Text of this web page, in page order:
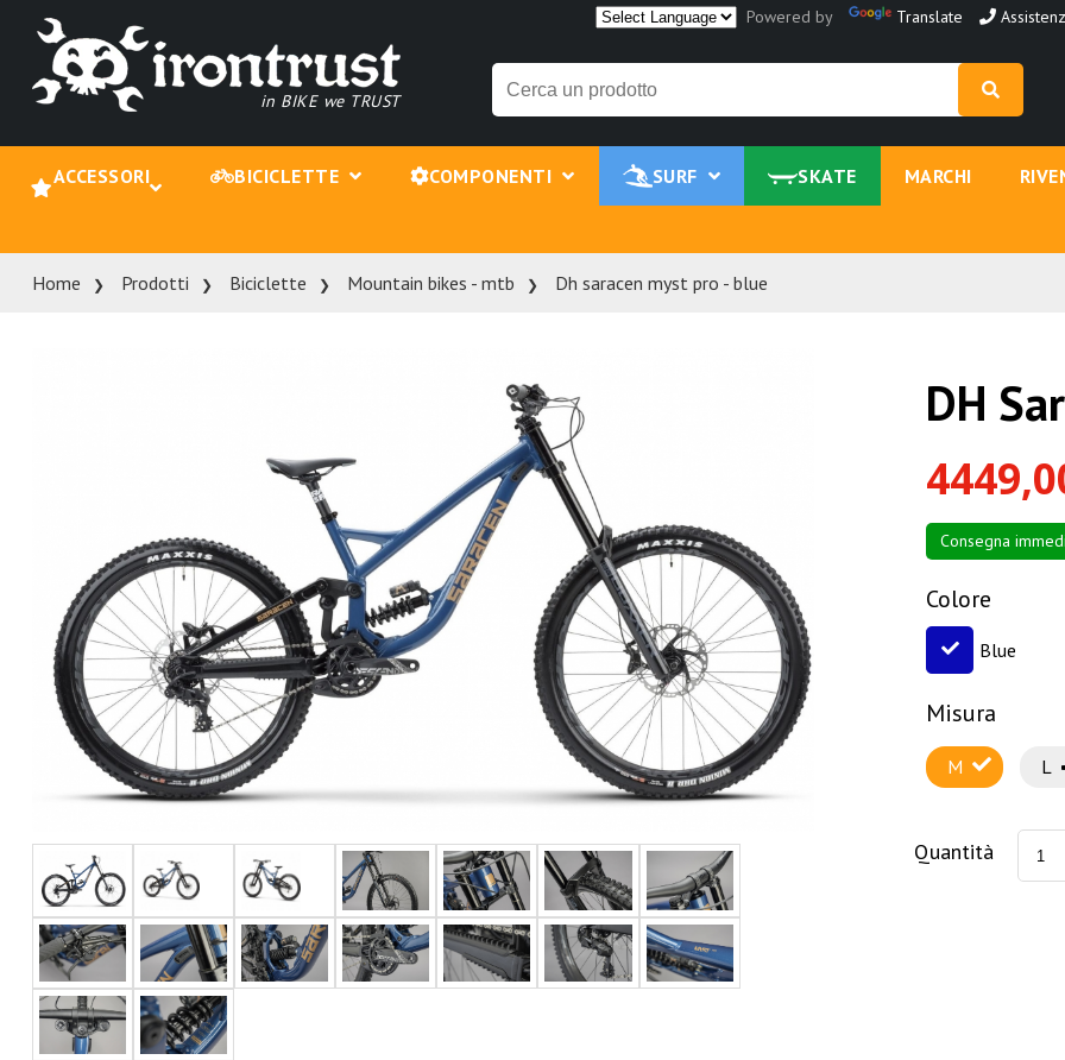
Powered by Translate
in BIKE we TRUST
ACCESSORI BICICLETTE COMPONENTI SURF SKATE MARCHI
Home Prodotti Biciclette Mountain bikes - mtb Dh saracen myst pro - blue
DH
Consegna
Colore
Blue
Misura
M L
Quantità